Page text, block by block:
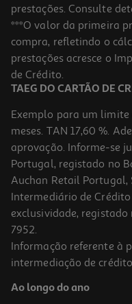
prestações. Consulte
***O valor da primeira
compra, refletindo o
prestações acresce o
de Crédito.
TAEG DO CARTÃO DE
Exemplo para um limite
meses. TAN 17,60 %.
aprovação. Informe-se
Portugal, registado no
Auchan Retail Portugal,
Intermediário de
exclusividade,
7952.
Informação referente à
intermediação de
Ao longo do ano